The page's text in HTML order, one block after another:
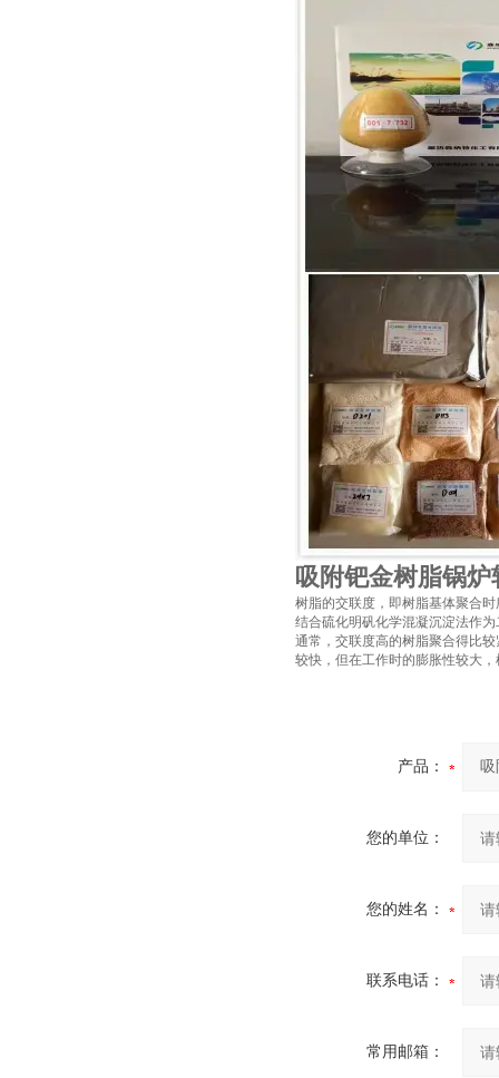
吸附钯金树脂锅
树脂的交联度，即树脂基体聚合
结合硫化明矾化学混凝沉淀法作
通常，交联度高的树脂聚合得比
较快，但在工作时的膨胀性较大
产品：
您的单位：
您的姓名：
联系电话：
常用邮箱：